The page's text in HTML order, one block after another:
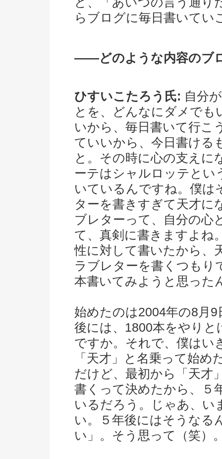
らブログに毎日書いてい
――どのような内容のブ
ひすいこたろう氏: 自分
とを、どんなにダメでも
いから、毎日書いて行こ
ていいから、今日書ける
と。その時に心の支えに
ーテはシャルロッテとい
いているんですね。僕は
ターを書きすぎて天才に
ブレターって、自分の心
て、真剣に書きますよね
性に対して書いたから、
ラブレターを書くつもり
本書いてみようと思った
始めたのは2004年の8月
後には、1800本をやり
ですか。それで、僕はい
「天才」と名乗って始
だけど、最初から「天才
書くって決めたから、５
いるだろう。じゃあ、い
い。５年後にはそうなる
い」。そう思って（笑）